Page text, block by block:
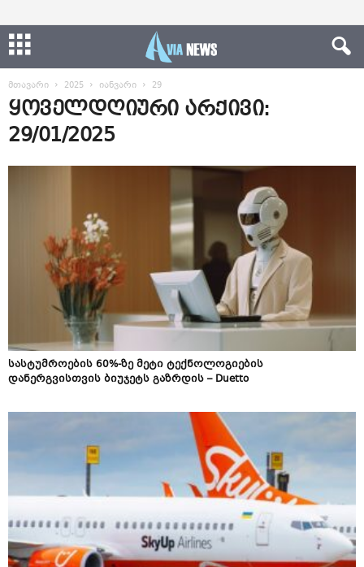
მთავარი 2025 იანვარი 29
ყოველდღიური არქივი:
29/01/2025
სასტუმროების 60%-ზე მეტი ტექნოლოგიების
დანერგვისთვის ბიუჯეტს გაზრდის – Duetto